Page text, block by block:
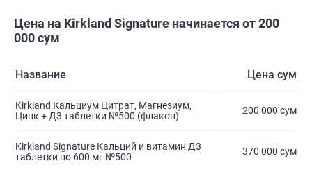
Цена на Kirkland Signature начинается от 200
000 сум
Название Цена сум
Kirkland Кальциум Цитрат, Магнезиум,
Цинк + Д3 таблетки №500 (флакон)
200 000 сум
Kirkland Signature Кальций и витамин Д3
таблетки по 600 мг №500
370 000 сум